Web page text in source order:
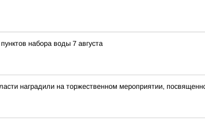
набора воды 7 августа
наградили на торжественном мероприятии,